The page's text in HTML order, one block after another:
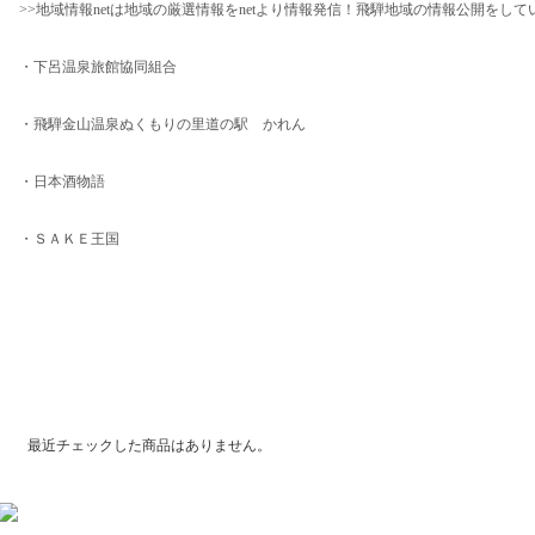
>>地域情報netは地域の厳選情報をnetより情報発信！飛騨地域の情報公開をして
・下呂温泉旅館協同組合
・飛騨金山温泉ぬくもりの里道の駅 かれん
・日本酒物語
・ＳＡＫＥ王国
最近チェックした商品はありません。